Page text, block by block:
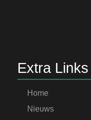
Extra Links
Home
Nieuws